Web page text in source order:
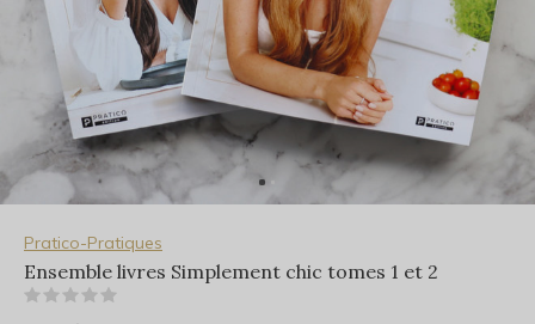
Pratico-Pratiques
Ensemble livres Simplement chic tomes 1 et 2